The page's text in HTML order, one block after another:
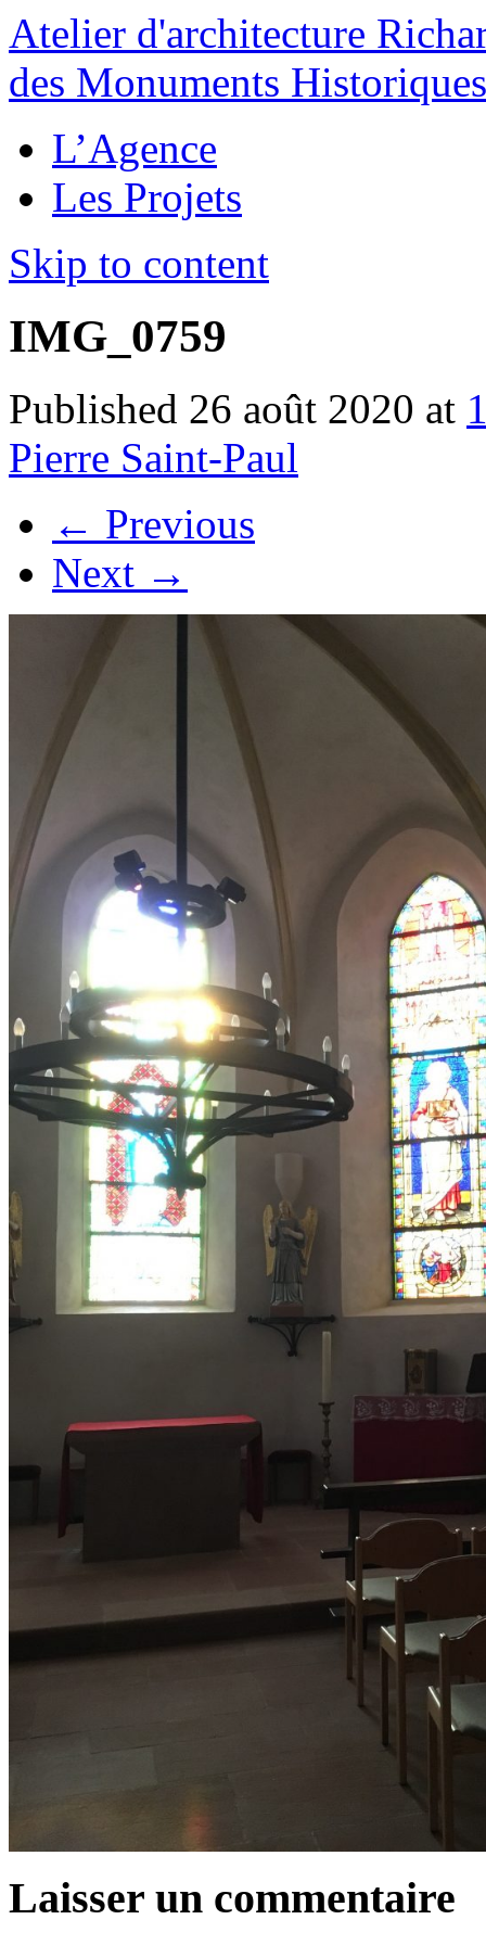
Atelier d'architecture
des Monuments Historiques
L’Agence
Les Projets
Skip to content
IMG_0759
Published 26 août 2020 at
Pierre Saint-Paul
← Previous
Next →
Laisser un commentaire